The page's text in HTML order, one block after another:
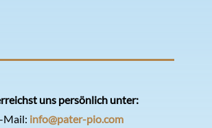
uns persönlich unter:
Mail: info@pater-pio.com